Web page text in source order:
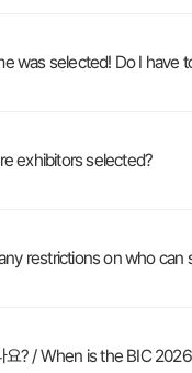
was selected! Do I have
exhibitors selected?
restrictions on who can
요? / When is the BIC